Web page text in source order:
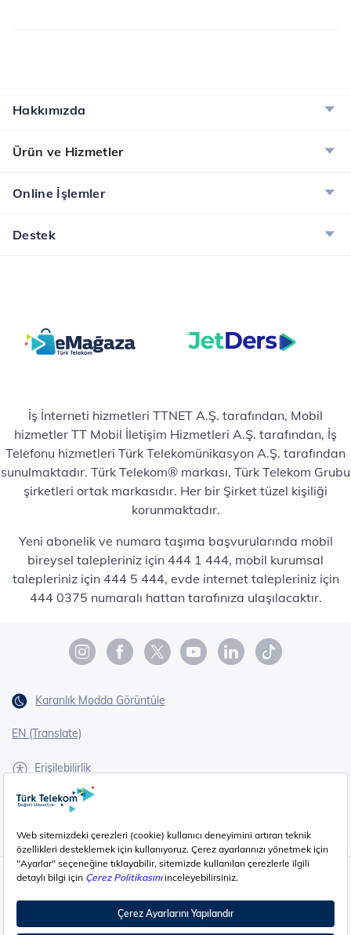
Hakkımızda
Ürün ve Hizmetler
Online İşlemler
Destek
İş İnterneti hizmetleri TTNET A.Ş. tarafından, Mobil
hizmetler TT Mobil İletişim Hizmetleri A.Ş. tarafından, İş
Telefonu hizmetleri Türk Telekomünikasyon A.Ş. tarafından
sunulmaktadır. Türk Telekom® markası, Türk Telekom Grubu
şirketleri ortak markasıdır. Her bir Şirket tüzel kişiliği
korunmaktadır.
Yeni abonelik ve numara taşıma başvurularında mobil
bireysel talepleriniz için 444 1 444, mobil kurumsal
talepleriniz için 444 5 444, evde internet talepleriniz için
444 0375 numaralı hattan tarafınıza ulaşılacaktır.
Karanlık Modda Görüntüle
EN (Translate)
Erişilebilirlik
İşaret Dili Çevirisi
Çerez Ayarları